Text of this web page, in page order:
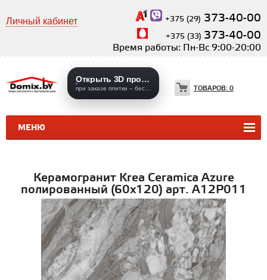
Личный кабинет +375 (29) 373-40-00
+375 (33) 373-40-00
Время работы: Пн-Вс 9:00-20:00
МЕНЮ
Открыть 3D проекты
ТОВАРОВ: 0
КЕРАМИЧЕСКАЯ ПЛИТКА
Керамогранит Krea Ceramica Azure
полированный (60х120) арт. A12P011